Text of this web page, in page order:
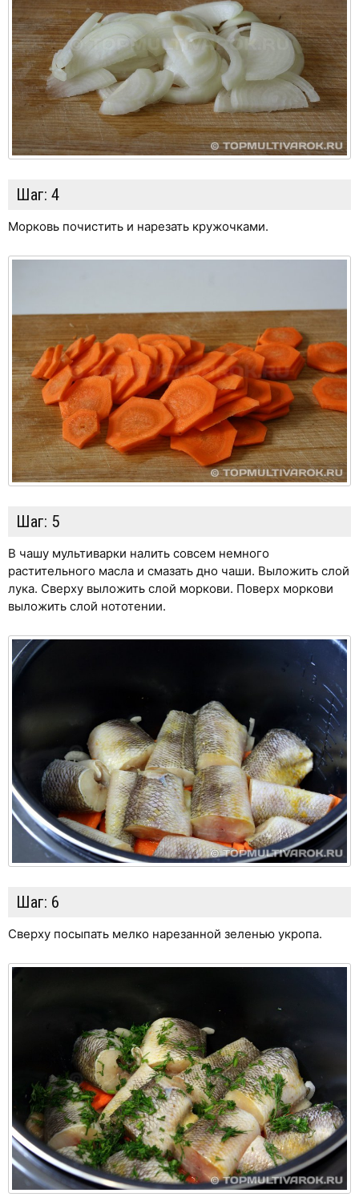
Шаг: 4
Морковь почистить и нарезать кружочками.
Шаг: 5
В чашу мультиварки налить совсем немного
растительного масла и смазать дно чаши. Выложить слой
лука. Сверху выложить слой моркови. Поверх моркови
выложить слой нототении.
Шаг: 6
Сверху посыпать мелко нарезанной зеленью укропа.